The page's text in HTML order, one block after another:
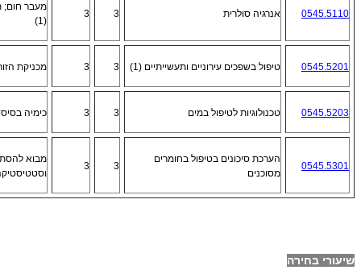
0545.5110 אנרגיה סולרית 3
3
מעבר חום;
(1)
0545.5201 טיפול בשפכים עירוניים ותעשייתיים (1) 3
3 מכניקת
0545.5203 טכנולוגיות לטיפול במים 3
3 כימיה
0545.5301
הערכת סיכונים בטיפול בחומרים
מסוכנים
3
3
מבוא
שיעורי בחירה